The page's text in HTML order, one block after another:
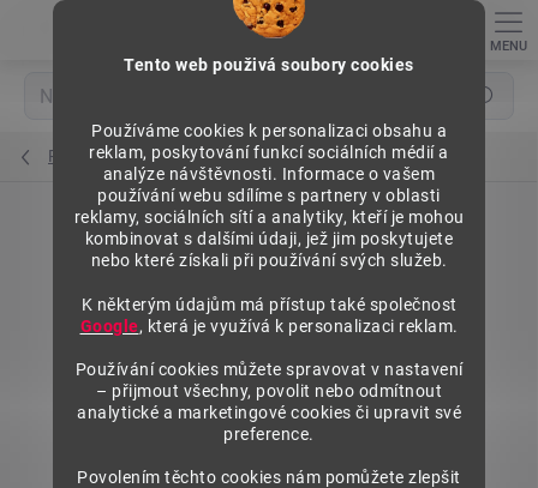
Tento web použivá soubory cookies
Používáme cookies k personalizaci obsahu a
reklam, poskytování funkcí sociálních médií a
analýze návštěvnosti. Informace o vašem
používání webu sdílíme s partnery v oblasti
reklamy, sociálních sítí a analytiky, kteří je mohou
kombinovat s dalšími údaji, jež jim poskytujete
nebo které získali při používání svých služeb.
K některým údajům má přístup také společnost
Google, která je využívá k personalizaci reklam.
Používání cookies můžete spravovat v nastavení
– přijmout všechny, povolit nebo odmítnout
analytické a marketingové cookies či upravit své
preference.
Povolením těchto cookies nám pomůžete zlepšit
Hledat
Police regálů